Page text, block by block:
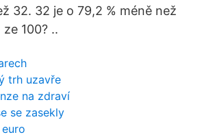
32. 32 je o 79,2 % méně než
ze 100? ..
trh uzavře
na zdraví
se zasekly